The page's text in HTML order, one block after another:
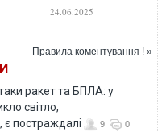
-
24.06.2025
Правила коментування ! »
ракет та БПЛА: у
світло,
є постраждалі
9 0